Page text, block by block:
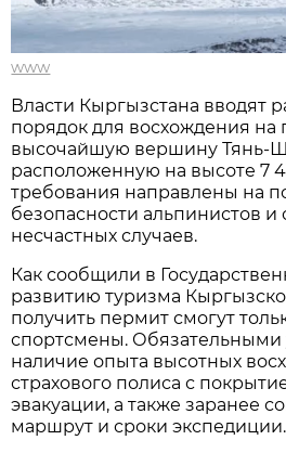
www
Власти Кыргызстана вводят
порядок для восхождения
высочайшую вершину Тянь-
расположенную на высоте 7
требования направлены на
безопасности альпинистов
несчастных случаев.
Как сообщили в
развитию туризма
получить пермит смогут
спортсмены. Обязательными
наличие опыта высотных
страхового полиса с
эвакуации, а также заранее
маршрут и сроки экспедиции.